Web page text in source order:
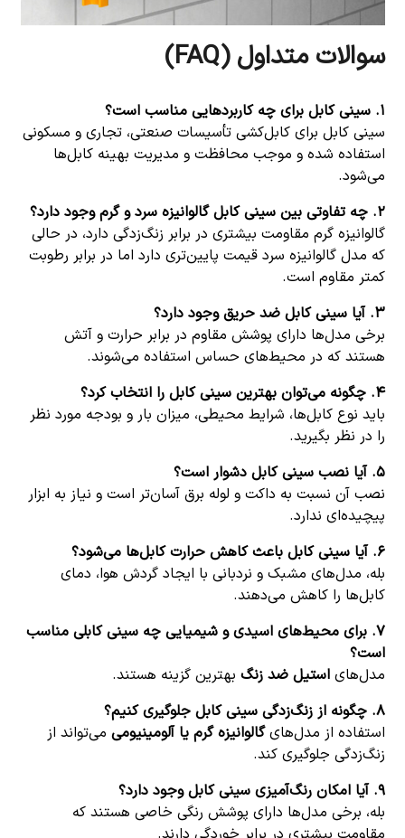
سوالات متداول(FAQ)
۱. سینی کابل برای چه کاربردهایی مناسب است؟
سینی کابل برای کابل‌کشی تأسیسات صنعتی، تجاری و مسکونی
استفاده شده و موجب محافظت و مدیریت بهینه کابل‌ها
می‌شود.
۲. چه تفاوتی بین سینی کابل گالوانیزه سرد و گرم وجود دارد؟
گالوانیزه گرم مقاومت بیشتری در برابر زنگ‌زدگی دارد، در حالی
که مدل گالوانیزه سرد قیمت پایین‌تری دارد اما در برابر رطوبت
کمتر مقاوم است.
۳. آیا سینی کابل ضد حریق وجود دارد؟
برخی مدل‌ها دارای پوشش مقاوم در برابر حرارت و آتش
هستند که در محیط‌های حساس استفاده می‌شوند.
۴. چگونه می‌توان بهترین سینی کابل را انتخاب کرد؟
باید نوع کابل‌ها، شرایط محیطی، میزان بار و بودجه مورد نظر
را در نظر بگیرید.
۵. آیا نصب سینی کابل دشوار است؟
نصب آن نسبت به داکت و لوله برق آسان‌تر است و نیاز به ابزار
پیچیده‌ای ندارد.
۶. آیا سینی کابل باعث کاهش حرارت کابل‌ها می‌شود؟
بله، مدل‌های مشبک و نردبانی با ایجاد گردش هوا، دمای
کابل‌ها را کاهش می‌دهند.
۷. برای محیط‌های اسیدی و شیمیایی چه سینی کابلی مناسب
است؟
مدل‌هایاستیل ضد زنگ بهترین گزینه هستند.
۸. چگونه از زنگ‌زدگی سینی کابل جلوگیری کنیم؟
استفاده از مدل‌هایگالوانیزه گرم یا آلومینیومی می‌تواند از
زنگ‌زدگی جلوگیری کند.
۹. آیا امکان رنگ‌آمیزی سینی کابل وجود دارد؟
بله، برخی مدل‌ها دارای پوشش رنگی خاصی هستند که